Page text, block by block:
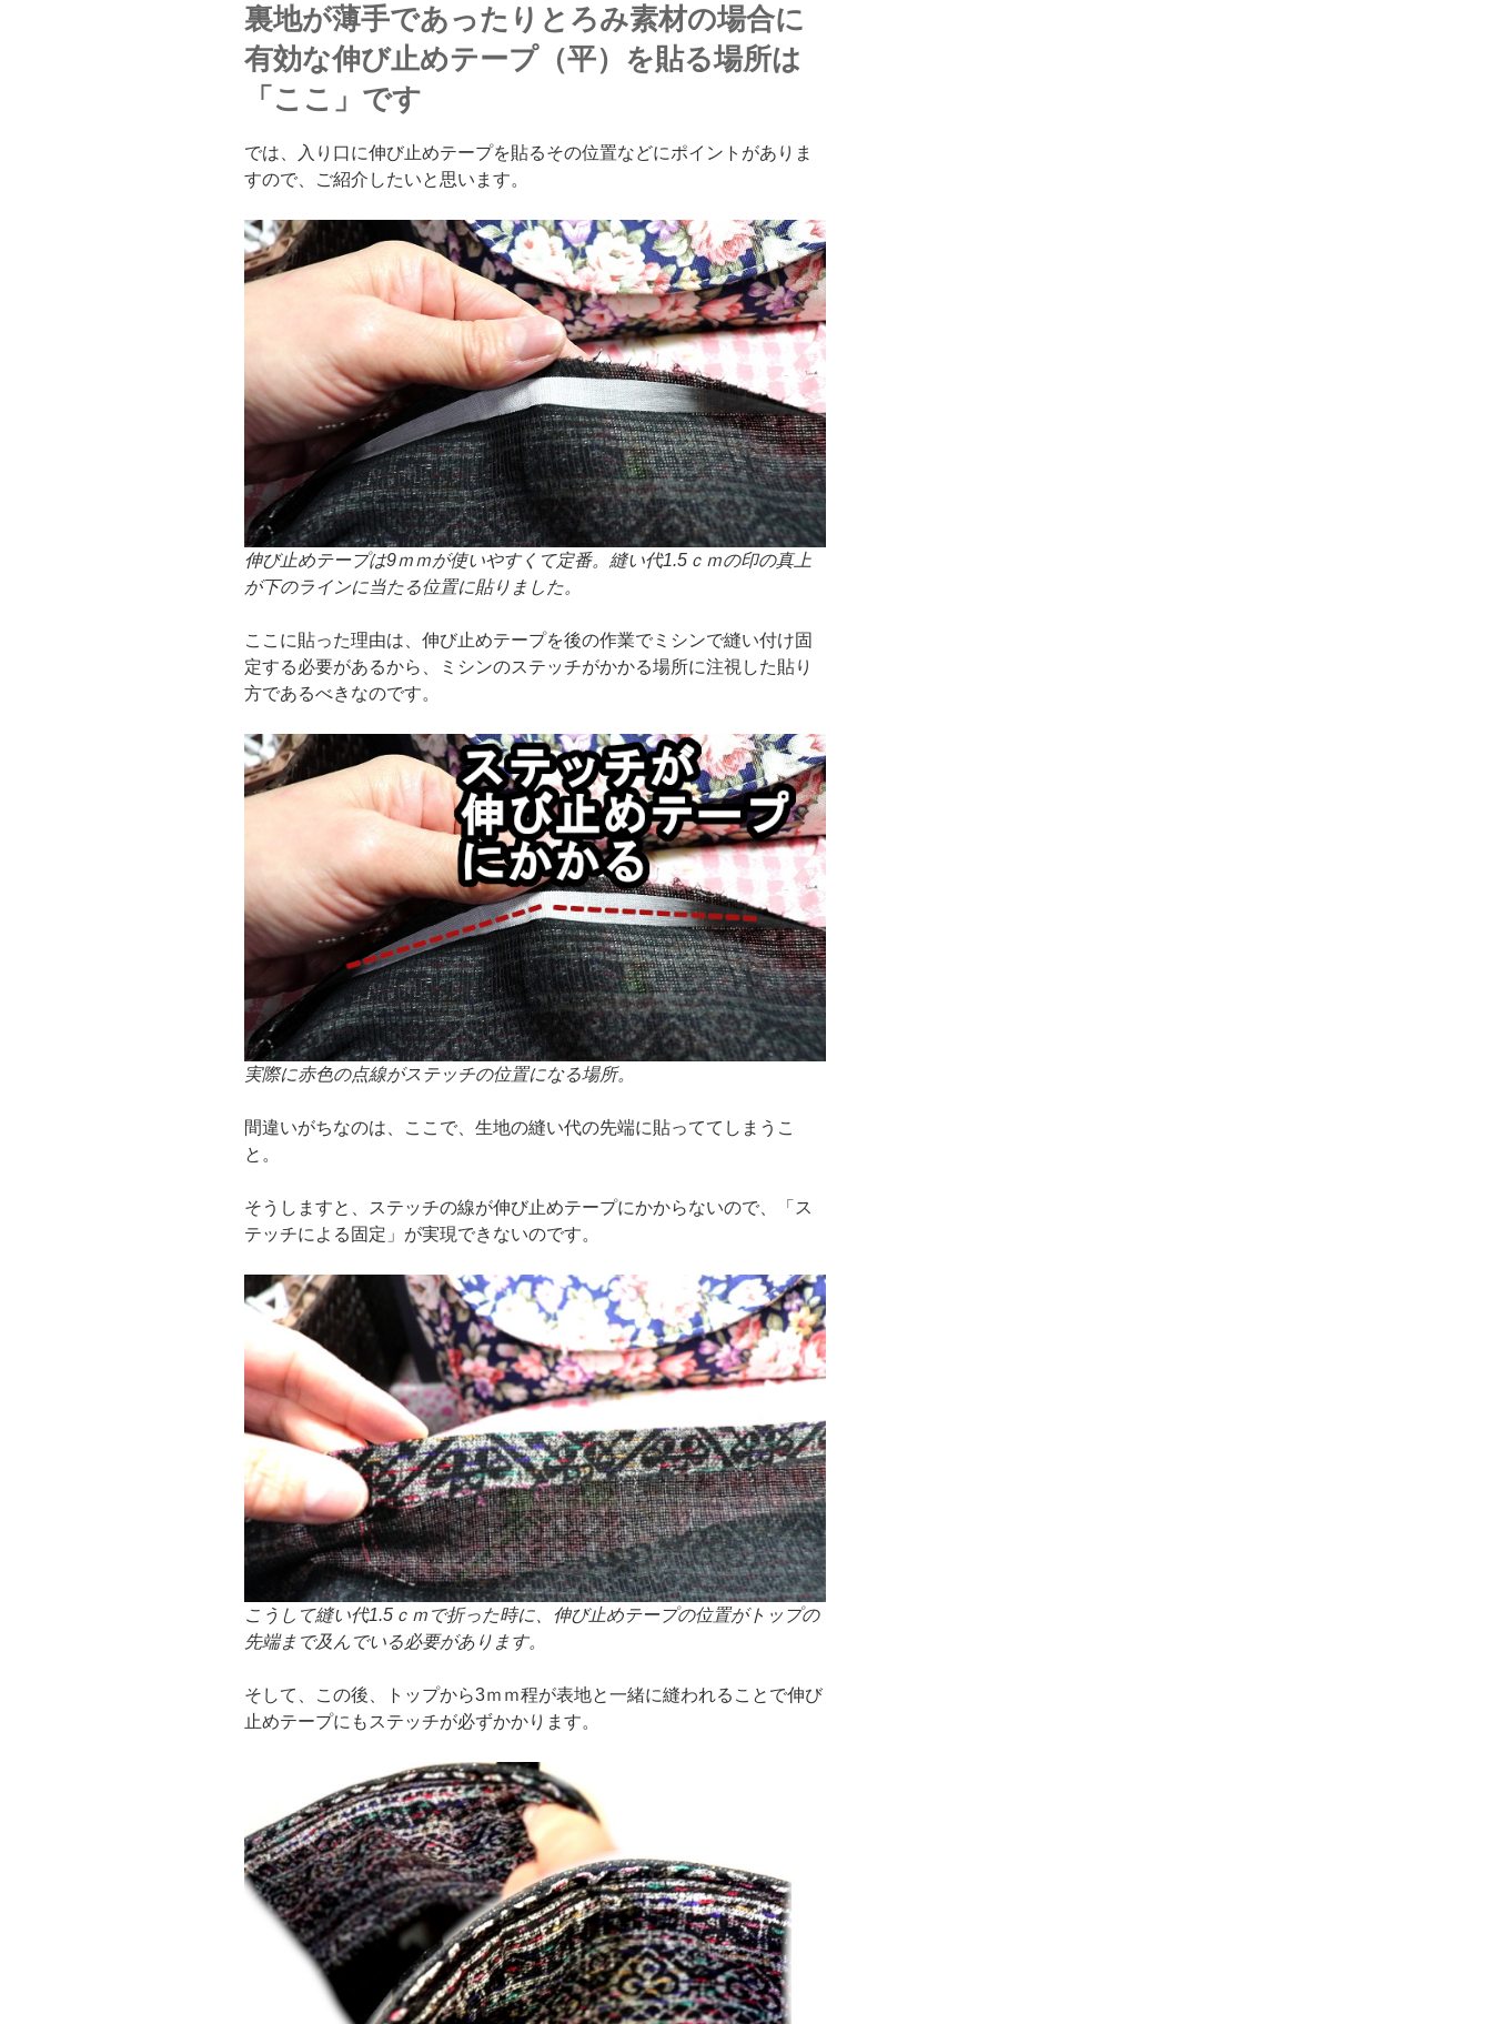
裏地が薄手であったりとろみ素材の場合に
有効な伸び止めテープ（平）を貼る場所は
「ここ」です
では、入り口に伸び止めテープを貼るその位置などにポイントがありま
すので、ご紹介したいと思います。
伸び止めテープは9ｍｍが使いやすくて定番。縫い代1.5ｃｍの印の真上
が下のラインに当たる位置に貼りました。
ここに貼った理由は、伸び止めテープを後の作業でミシンで縫い付け固
定する必要があるから、ミシンのステッチがかかる場所に注視した貼り
方であるべきなのです。
実際に赤色の点線がステッチの位置になる場所。
間違いがちなのは、ここで、生地の縫い代の先端に貼っててしまうこ
と。
そうしますと、ステッチの線が伸び止めテープにかからないので、「ス
テッチによる固定」が実現できないのです。
こうして縫い代1.5ｃｍで折った時に、伸び止めテープの位置がトップの
先端まで及んでいる必要があります。
そして、この後、トップから3ｍｍ程が表地と一緒に縫われることで伸び
止めテープにもステッチが必ずかかります。